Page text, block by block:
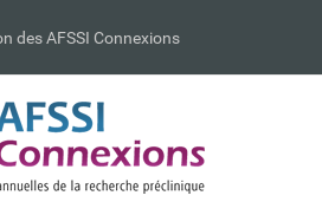
des AFSSI Connexions